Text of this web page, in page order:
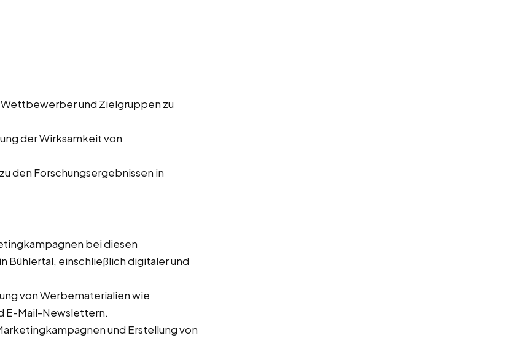
Wettbewerber und Zielgruppen zu
der Wirksamkeit von
den Forschungsergebnissen in
bei diesen
Bühlertal, einschließlich digitaler und
von Werbematerialien wie
E-Mail-Newslettern.
und Erstellung von